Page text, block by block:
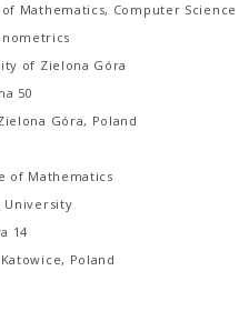
Mathematics, Computer Science
of Zielona Góra
50
Góra, Poland
of Mathematics
University
14
Poland